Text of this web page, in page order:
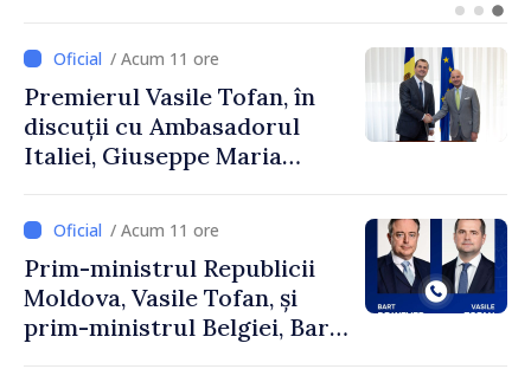
Uygar Mustafa Sertel
/ Acum 11 ore
Premierul Vasile Tofan, în
discuții cu Ambasadorul
Italiei, Giuseppe Maria
/ Acum 11 ore
Prim-ministrul Republicii
Moldova, Vasile Tofan, și
prim-ministrul Belgiei, Bart